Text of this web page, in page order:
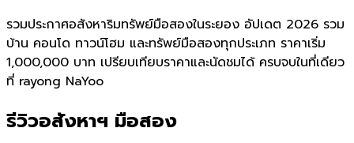
รวมประกาศอสังหาริมทรัพย์มือสองในระยอง อัปเดต 2026 รวม
บ้าน คอนโด ทาวน์โฮม และทรัพย์มือสองทุกประเภท ราคาเริ่ม
1,000,000 บาท เปรียบเทียบราคาและนัดชมได้ ครบจบในที่เดียว
ที่ rayong NaYoo
รีวิวอสังหาฯ มือสอง